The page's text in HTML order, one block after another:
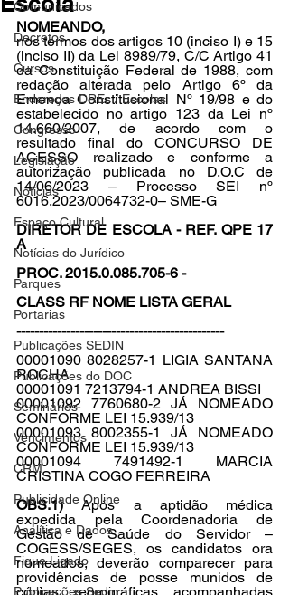
Comunicados
Decretos
Cursos
Endereços DREs / Escolas
Congresso
Legislação
Notícias
Espaço Cultural
Notícias do Jurídico
Parques
Portarias
Publicações SEDIN
Publicações do DOC
Seminários
Vencimentos
CRM
Publicidade Online
Analítica e Dados
Fique Ligado
Publicações Sedin
NOMEANDO,
nos termos dos artigos 10 (inciso I) e 15
(inciso II) da Lei 8989/79, C/C Artigo 41
da Constituição Federal de 1988, com
redação alterada pelo Artigo 6º da
Emenda Constitucional Nº 19/98 e do
estabelecido no artigo 123 da Lei nº
14.660/2007, de acordo com o
resultado final do CONCURSO DE
ACESSO realizado e conforme a
autorização publicada no D.O.C de
14/06/2023 – Processo SEI nº
6016.2023/0064732-0– SME-G
DIRETOR DE ESCOLA - REF. QPE 17
A
PROC. 2015.0.085.705-6 -
CLASS RF NOME LISTA GERAL
----------------------------------------------
00001090 8028257-1 LIGIA SANTANA
ROCHA
00001091 7213794-1 ANDREA BISSI
00001092 7760680-2 JÁ NOMEADO
CONFORME LEI 15.939/13
00001093 8002355-1 JÁ NOMEADO
CONFORME LEI 15.939/13
00001094 7491492-1 MARCIA
CRISTINA COGO FERREIRA
OBS.1) Após a aptidão médica
expedida pela Coordenadoria de
Gestão de Saúde do Servidor –
COGESS/SEGES, os candidatos ora
nomeados, deverão comparecer para
providências de posse munidos de